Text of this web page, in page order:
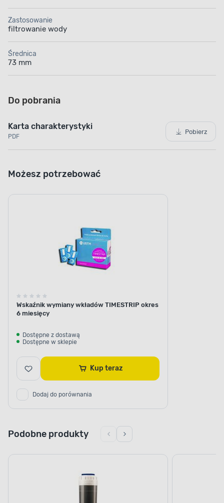
Zastosowanie
filtrowanie wody
Średnica
73 mm
Do pobrania
Karta charakterystyki
PDF
Pobierz
Możesz potrzebować
Wskaźnik wymiany wkładów TIMESTRIP okres
6 miesięcy
Dostępne z dostawą
Dostępne w sklepie
Kup teraz
Dodaj do porównania
Podobne produkty